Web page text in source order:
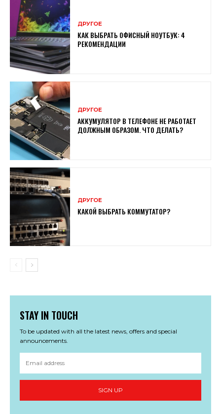
ДРУГОЕ
КАК ВЫБРАТЬ ОФИСНЫЙ НОУТБУК: 4
РЕКОМЕНДАЦИИ
ДРУГОЕ
АККУМУЛЯТОР В ТЕЛЕФОНЕ НЕ РАБОТАЕТ
ДОЛЖНЫМ ОБРАЗОМ. ЧТО ДЕЛАТЬ?
ДРУГОЕ
КАКОЙ ВЫБРАТЬ КОММУТАТОР?
STAY IN TOUCH
To be updated with all the latest news, offers and special
announcements.
SIGN UP